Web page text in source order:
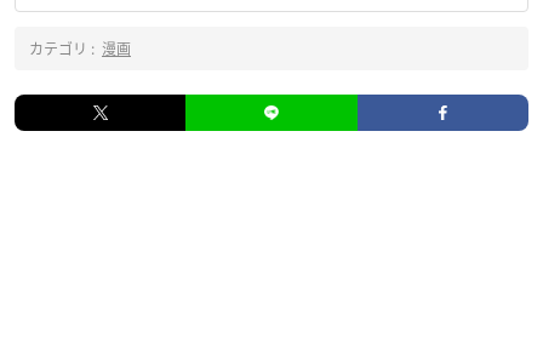
カテゴリ : 漫画